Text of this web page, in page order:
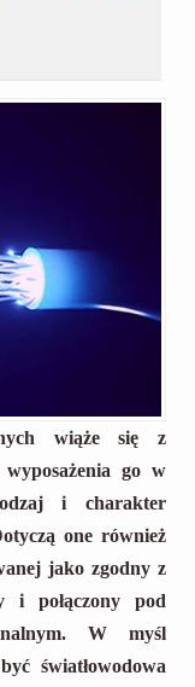
wiąże się z
go w
i charakter
one również
jako zgodny z
i połączony pod
W myśl
światłowodowa